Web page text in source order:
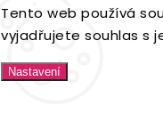
Tento web používá
vyjadřujete souhlas s
Nastavení